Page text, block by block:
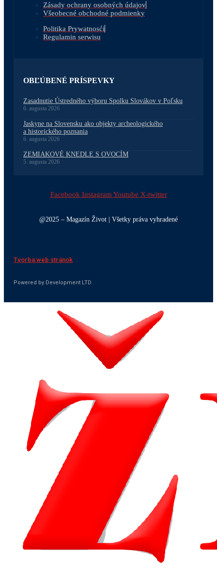
Zásady ochrany osobných údajov
Všeobecné obchodné podmienky
Politika Prywatnosći
Regulamin serwisu
OBĽÚBENÉ PRÍSPEVKY
Zasadnutie Ústredného výboru Spolku Slovákov v Poľsku
6. augusta 2026
Jaskyne na Slovensku ako objekty archeologického
a historického poznania
6. augusta 2026
ZEMIAKOVÉ KNEDLE S OVOCÍM
5. augusta 2026
Facebook Instagram Youtube X-twitter
@2025 – Magazín Život | Všetky práva vyhradené
Tvorba web stránok
Powered by Development LTD